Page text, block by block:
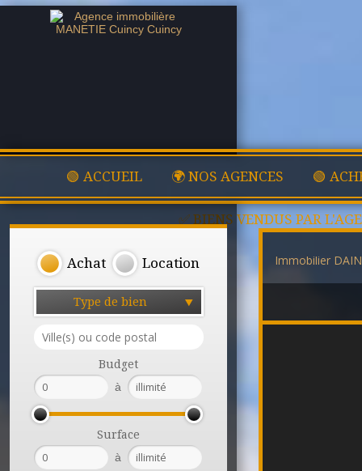
🟢 ACCUEIL 🌍 NOS AGENCES 🟢
✅ BIENS VENDUS PAR
Achat Location
Type de bien
Budget
à
Surface
à
Immobilier